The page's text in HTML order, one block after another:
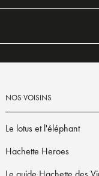
NOS VOISINS
Le lotus et l'éléphant
Hachette Heroes